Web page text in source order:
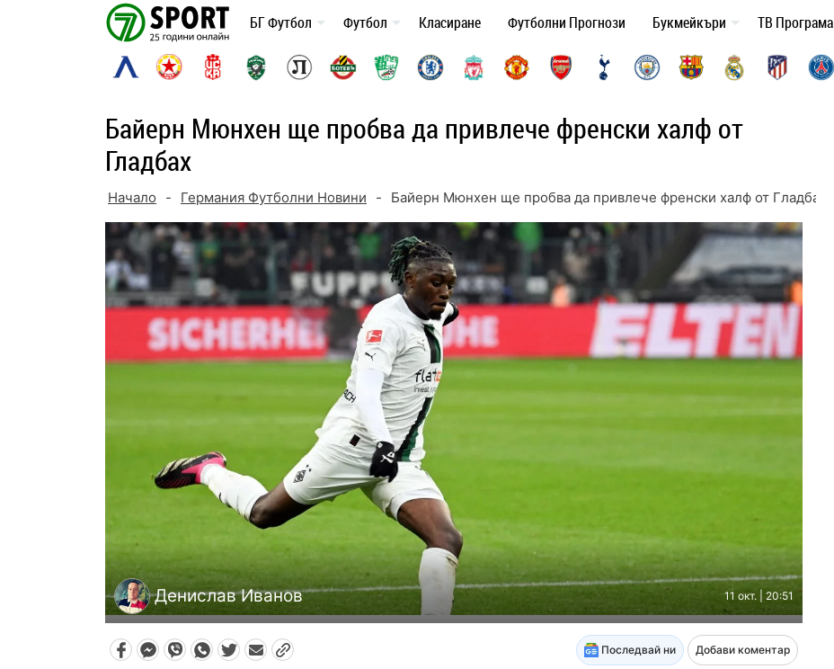
БГ Футбол Футбол Класиране Футболни Прогнози Букмейкъри ТВ Програма
Байерн Мюнхен ще пробва да привлече френски халф от
Гладбах
Начало - Германия Футболни Новини - Байерн Мюнхен ще пробва да привлече френски халф от Гладбах
Денислав Иванов 11 окт. | 20:51
Последвай ни Добави коментар